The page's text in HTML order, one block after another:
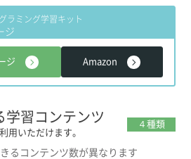
ラミング学習キット
ジ
ジ Amazon
学習コンテンツ
用いただけます。
４種類
るコンテンツ数が異なります